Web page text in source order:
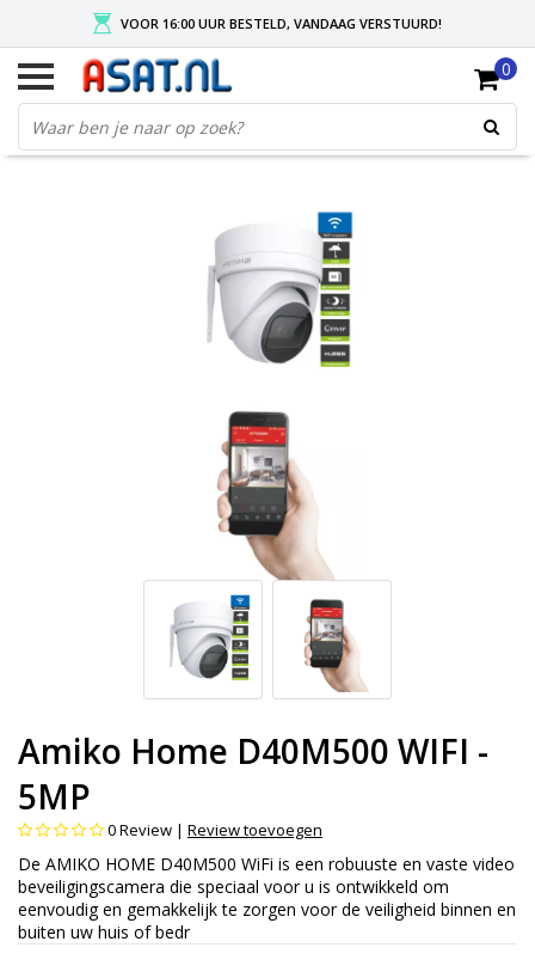
VOOR 16:00 UUR BESTELD, VANDAAG VERSTUURD!
GRATIS VERZENDING NA MIN. ORDER VAN € 50,-
KIES EENVOUDIG UW AFHAALLOCATIE
0
Amiko Home D40M500 WIFI -
5MP
0Review | Review toevoegen
De AMIKO HOME D40M500 WiFi is een robuuste en vaste video
beveiligingscamera die speciaal voor u is ontwikkeld om
eenvoudig en gemakkelijk te zorgen voor de veiligheid binnen en
buiten uw huis of bedr